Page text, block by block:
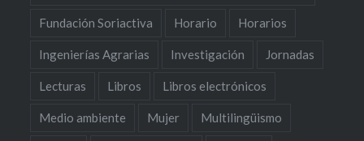
Fundación Soriactiva Horario Horarios
Ingenierías Agrarias Investigación Jornadas
Lecturas Libros Libros electrónicos
Medio ambiente Mujer Multilingüismo